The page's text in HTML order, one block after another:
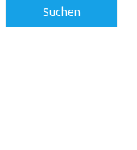
Suchen